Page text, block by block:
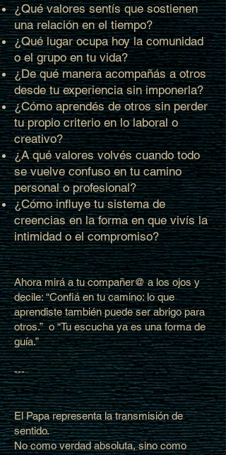
¿Qué valores sentís que sostienen
una relación en el tiempo?
¿Qué lugar ocupa hoy la comunidad
o el grupo en tu vida?
¿De qué manera acompañás a otros
desde tu experiencia sin imponerla?
¿Cómo aprendés de otros sin perder
tu propio criterio en lo laboral o
creativo?
¿A qué valores volvés cuando todo
se vuelve confuso en tu camino
personal o profesional?
¿Cómo influye tu sistema de
creencias en la forma en que vivís la
intimidad o el compromiso?
Ahora mirá a tu compañer@ a los ojos y
decile: “Confiá en tu camino: lo que
aprendiste también puede ser abrigo para
otros.” o “Tu escucha ya es una forma de
guía.”
---
El Papa representa la transmisión de
sentido.
No como verdad absoluta, sino como